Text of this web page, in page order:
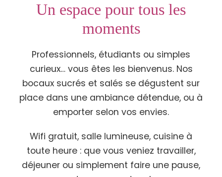
Un espace pour tous les
moments
Professionnels, étudiants ou simples
curieux… vous êtes les bienvenus. Nos
bocaux sucrés et salés se dégustent sur
place dans une ambiance détendue, ou à
emporter selon vos envies.
Wifi gratuit, salle lumineuse, cuisine à
toute heure : que vous veniez travailler,
déjeuner ou simplement faire une pause,